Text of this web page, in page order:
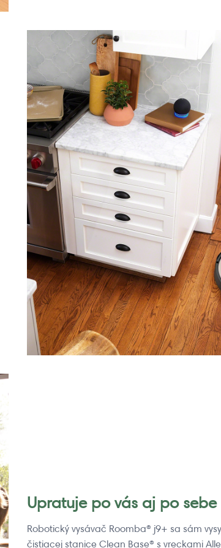
Upratuje po vás aj po sebe
Robotický vysávač Roomba® j9+ sa sám
čistiacej stanice Clean Base® s vreckami